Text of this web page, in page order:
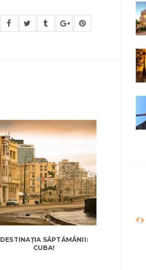
DESTINAȚIA SĂPTĂMÂNII:
CUBA!